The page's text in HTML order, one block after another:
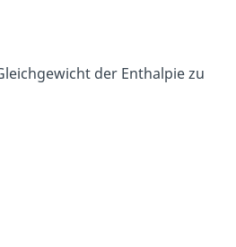
der Enthalpie zu